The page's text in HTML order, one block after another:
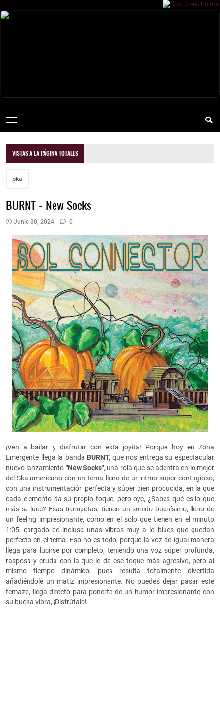
VISTAS A LA PÁGINA TOTALES
ska
BURNT - New Socks
Junio 30, 2024 0
¡Ven a bailar y disfrutar con esta joyita! Porque hoy en Zona
Emergente llega la banda BURNT, que nos entrega su espectacular
nuevo lanzamiento "New Socks", una rola que se adentra en lo mejor
del Ska americano con un tema lleno de un ritmo súper contagioso,
con una instrumentación perfecta y súper bien producida, en la que
cada elemento da su propio toque, pero oye, ¿Sabes qué es lo que
más se luce? Esas trompetas, tienen un sonido buenísimo, lleno de
un feeling impresionante, como en el solo que tienen en el minuto
1:05, cargado de incluso unas vibras muy a lo blues que quedan
perfecto en el tema. Eso no es todo, porque la voz de igual manera
llega para lucirse por completo, teniendo una voz súper profunda,
rasposa y cruda con la que le da ese toque más agresivo, pero al
mismo tiempo dinámico, pues resulta totalmente divertida
añadiéndole un matiz impresionante. No puedes dejar pasar este
temazo, llega directo para ponerte de un humor impresionante con
su buena vibra, ¡Disfrútalo!